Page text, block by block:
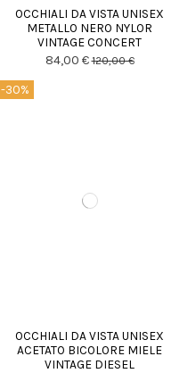
OCCHIALI DA VISTA UNISEX
METALLO NERO NYLOR
VINTAGE CONCERT
84,00 €120,00 €
-30%
OCCHIALI DA VISTA UNISEX
ACETATO BICOLORE MIELE
VINTAGE DIESEL